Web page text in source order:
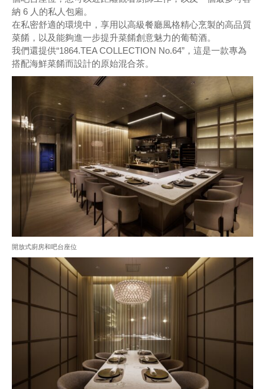
納 6 人的私人包廂。
在私密舒適的環境中，享用以高級餐廳風格精心烹製的高品質
菜餚，以及能夠進一步提升菜餚創意魅力的葡萄酒。
我們還提供“1864.TEA COLLECTION No.64”，這是一款專為
搭配海鮮菜餚而設計的原始混合茶。
開放式廚房和吧台座位